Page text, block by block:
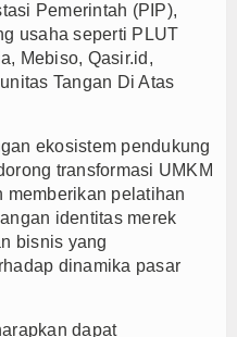
Pemerintah (PIP),
usaha seperti PLUT
Mebiso, Qasir.id,
Tangan Di Atas
ekosistem pendukung
transformasi UMKM
memberikan pelatihan
identitas merek
bisnis yang
dinamika pasar
dapat